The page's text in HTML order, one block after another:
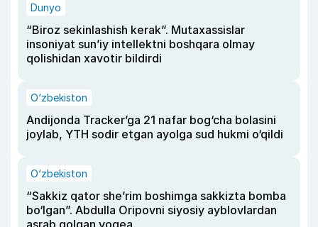
Dunyo
“Biroz sekinlashish kerak”. Mutaxassislar
insoniyat sun’iy intellektni boshqara olmay
qolishidan xavotir bildirdi
O‘zbekiston
Andijonda Tracker’ga 21 nafar bog‘cha bolasini
joylab, YTH sodir etgan ayolga sud hukmi o‘qildi
O‘zbekiston
“Sakkiz qator she’rim boshimga sakkizta bomba
bo‘lgan”. Abdulla Oripovni siyosiy ayblovlardan
asrab qolgan voqea